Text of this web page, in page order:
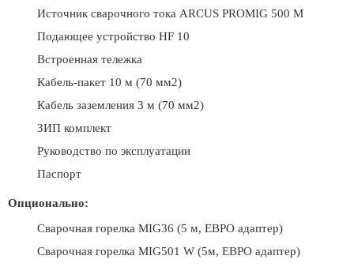
Источник сварочного тока ARCUS PROMIG 500 M
Подающее устройство HF 10
Встроенная тележка
Кабель-пакет 10 м (70 мм2)
Кабель заземления 3 м (70 мм2)
ЗИП комплект
Руководство по эксплуатации
Паспорт
Опционально:
Сварочная горелка MIG36 (5 м, ЕВРО адаптер)
Сварочная горелка MIG501 W (5м, ЕВРО адаптер)